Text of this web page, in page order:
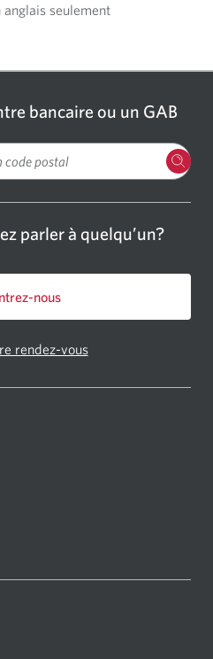
seulement
bancaire ou un GAB
parler à quelqu’un?
nous
rendez-vous